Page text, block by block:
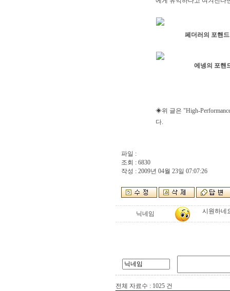
페더러의 포핸드
에넹의 포핸
◈위 글은 "High-
다.
파일 :
조회 : 6830
작성 : 2009년 04월 23일 07:07:26
닉네임 시원하네
전체 자료수 : 1025 건